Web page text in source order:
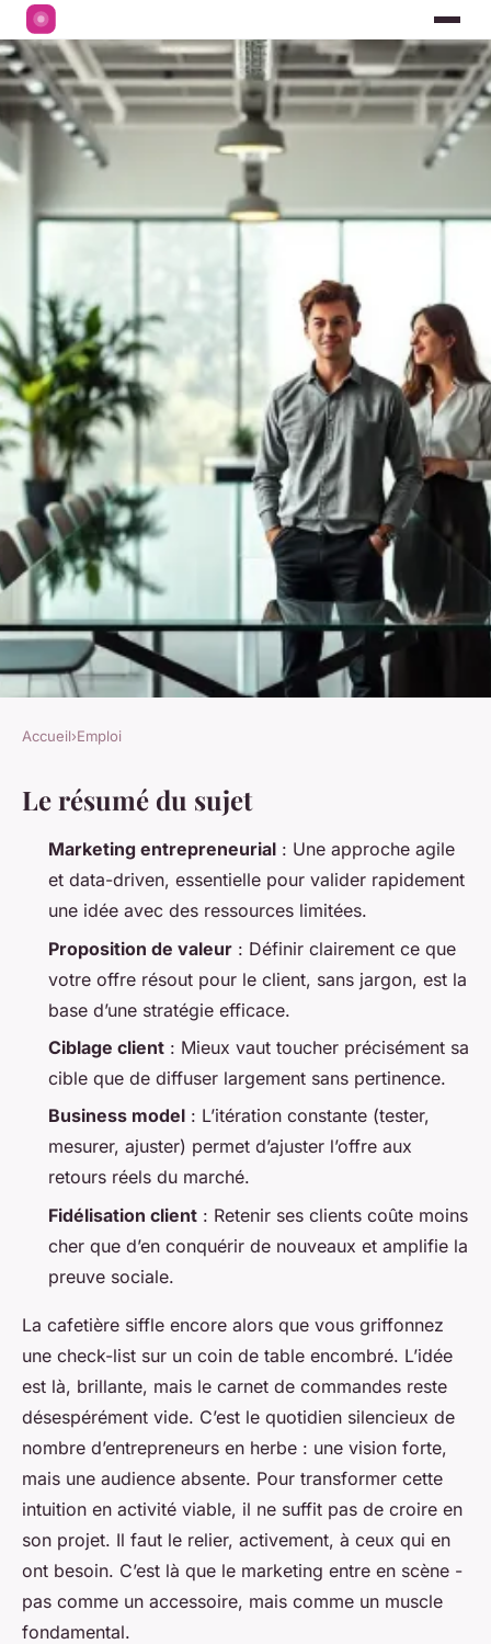
Stratégies marketing en
entreprenariat : bâtir le succès
Orégane•31/03/2026 08:11•10 min de lecture
Accueil›Emploi
Le résumé du sujet
Marketing entrepreneurial : Une approche agile
et data-driven, essentielle pour valider rapidement
une idée avec des ressources limitées.
Proposition de valeur : Définir clairement ce que
votre offre résout pour le client, sans jargon, est la
base d’une stratégie efficace.
Ciblage client : Mieux vaut toucher précisément sa
cible que de diffuser largement sans pertinence.
Business model : L’itération constante (tester,
mesurer, ajuster) permet d’ajuster l’offre aux
retours réels du marché.
Fidélisation client : Retenir ses clients coûte moins
cher que d’en conquérir de nouveaux et amplifie la
preuve sociale.
La cafetière siffle encore alors que vous griffonnez
une check-list sur un coin de table encombré. L’idée
est là, brillante, mais le carnet de commandes reste
désespérément vide. C’est le quotidien silencieux de
nombre d’entrepreneurs en herbe : une vision forte,
mais une audience absente. Pour transformer cette
intuition en activité viable, il ne suffit pas de croire en
son projet. Il faut le relier, activement, à ceux qui en
ont besoin. C’est là que le marketing entre en scène -
pas comme un accessoire, mais comme un muscle
fondamental.